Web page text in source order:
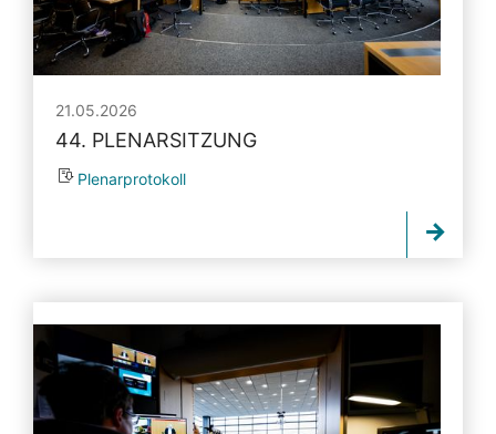
21.05.2026
44. PLENARSITZUNG
Plenarprotokoll